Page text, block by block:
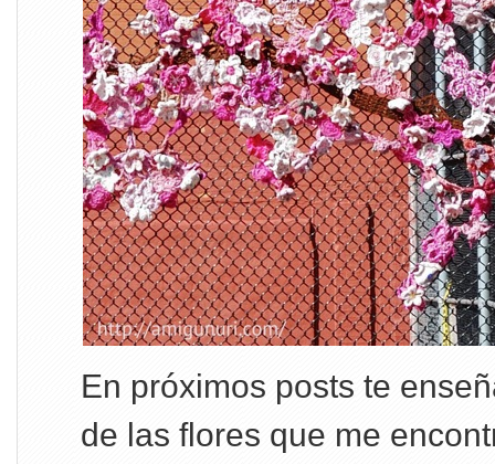
En próximos posts te
de las flores que me